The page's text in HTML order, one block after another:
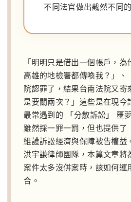
不同法官做出截然不同
「明明只是借出一個帳戶，為
高雄的地檢署都傳喚我？」、
院認罪了，結果台南法院又寄
是要關兩次？」這些是在現今
最常遇到的 「分散訴訟」 噩
雖然採一罪一罰，但也提供了
維護訴訟經濟與保障被告權益
洪宇謙律師團隊，本篇文章將
案件太多沒併案時，該如何運
合。